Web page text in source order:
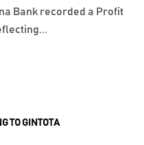
TO GINTOTA
Bank recorded a Profit